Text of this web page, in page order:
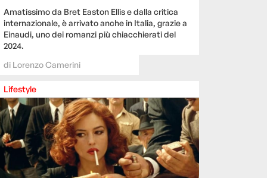
Amatissimo da Bret Easton Ellis e dalla critica
internazionale, è arrivato anche in Italia, grazie a
Einaudi, uno dei romanzi più chiacchierati del
2024.
di Lorenzo Camerini
Lifestyle